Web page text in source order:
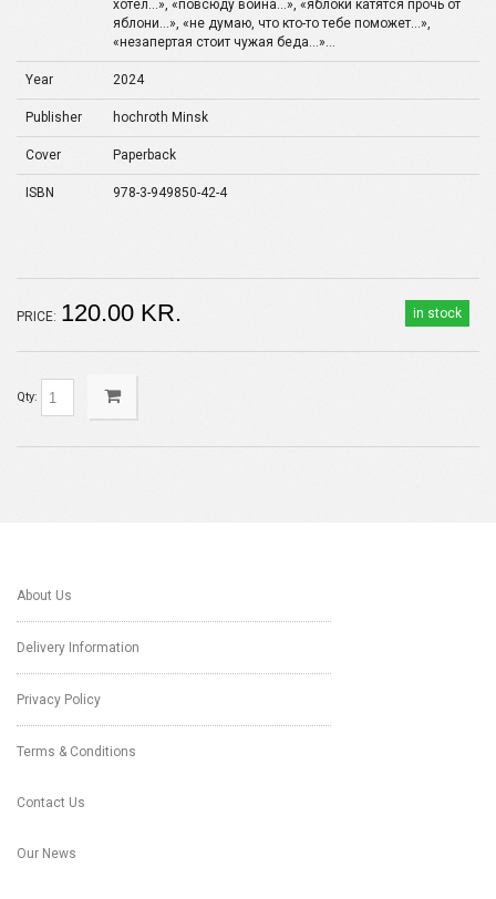
хотел…», «повсюду война…», «яблоки катятся прочь от
яблони…», «не думаю, что кто-то тебе поможет…»,
«незапертая стоит чужая беда…»...
Year 2024
Publisher hochroth Minsk
Cover Paperback
ISBN 978-3-949850-42-4
in stock
PRICE: 120.00 KR.
Qty:
About Us
Delivery Information
Privacy Policy
Terms & Conditions
Contact Us
Our News